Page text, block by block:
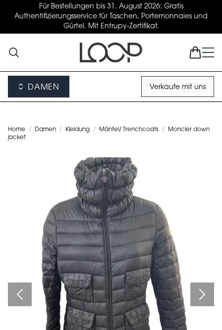
Für Bestellungen bis 31. August 2026: Gratis
Authentifizierungsservice für Taschen, Portemonnaies und
Gürtel. Mit Entrupy-Zertifikat.
DAMEN Verkaufe mit uns
Home / Damen / Kleidung / Mäntel/ Trenchcoats /
Moncler down
jacket